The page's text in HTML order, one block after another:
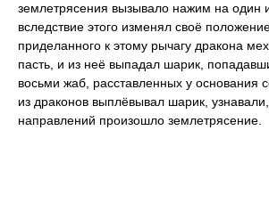
землетрясения вызывало нажим на один
вследствие этого изменял своё
приделанного к этому рычагу дракона
пасть, и из неё выпадал шарик,
восьми жаб, расставленных у основания
из драконов выплёвывал шарик,
направлений произошло землетрясение.